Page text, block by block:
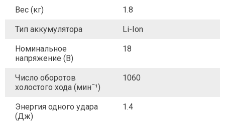
Вес (кг) 1.8
Тип аккумулятора Li-Ion
Номинальное
напряжение (В)
18
Число оборотов
холостого хода (минˉ¹)
1060
Энергия одного удара
(Дж)
1.4